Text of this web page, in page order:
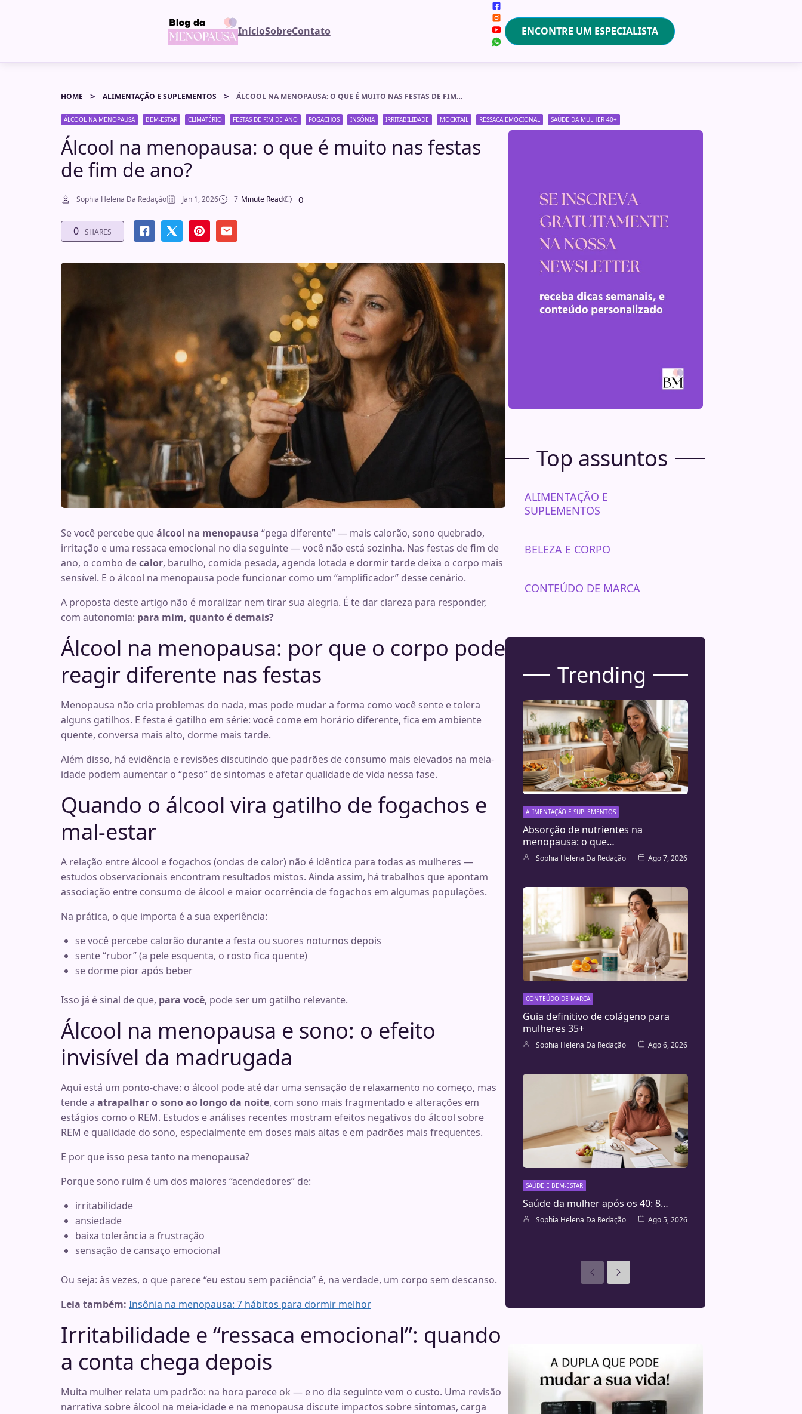
InícioSobreContato ENCONTRE UM ESPECIALISTA
HOME ALIMENTAÇÃO E SUPLEMENTOS ÁLCOOL NA MENOPAUSA: O QUE É MUITO NAS FESTAS DE FIM DE ANO?
ÁLCOOL NA MENOPAUSA BEM-ESTAR CLIMATÉRIO FESTAS DE FIM DE ANO FOGACHOS INSÔNIA IRRITABILIDADE MOCKTAIL RESSACA EMOCIONAL SAÚDE DA MULHER 40+
Álcool na menopausa: o que é muito nas festas
de fim de ano?
Sophia Helena Da Redação Jan 1, 2026 7 Minute Read 0
0 SHARES
Se você percebe queálcool na menopausa “pega diferente” — mais calorão, sono quebrado,
irritação e uma ressaca emocional no dia seguinte — você não está sozinha. Nas festas de fim de
ano, o combo decalor, barulho, comida pesada, agenda lotada e dormir tarde deixa o corpo mais
sensível. E o álcool na menopausa pode funcionar como um “amplificador” desse cenário.
A proposta deste artigo não é moralizar nem tirar sua alegria. É te dar clareza para responder,
com autonomia: para mim, quanto é demais?
Álcool na menopausa: por que o corpo pode
reagir diferente nas festas
Menopausa não cria problemas do nada, mas pode mudar a forma como você sente e tolera
alguns gatilhos. E festa é gatilho em série: você come em horário diferente, fica em ambiente
quente, conversa mais alto, dorme mais tarde.
Além disso, há evidência e revisões discutindo que padrões de consumo mais elevados na meia-
idade podem aumentar o “peso” de sintomas e afetar qualidade de vida nessa fase.
Quando o álcool vira gatilho de fogachos e
mal-estar
A relação entre álcool e fogachos (ondas de calor) não é idêntica para todas as mulheres —
estudos observacionais encontram resultados mistos. Ainda assim, há trabalhos que apontam
associação entre consumo de álcool e maior ocorrência de fogachos em algumas populações.
Na prática, o que importa é a sua experiência:
se você percebe calorão durante a festa ou suores noturnos depois
sente “rubor” (a pele esquenta, o rosto fica quente)
se dorme pior após beber
Isso já é sinal de que, para você, pode ser um gatilho relevante.
Álcool na menopausa e sono: o efeito
invisível da madrugada
Aqui está um ponto-chave: o álcool pode até dar uma sensação de relaxamento no começo, mas
tende a atrapalhar o sono ao longo da noite, com sono mais fragmentado e alterações em
estágios como o REM. Estudos e análises recentes mostram efeitos negativos do álcool sobre
REM e qualidade do sono, especialmente em doses mais altas e em padrões mais frequentes.
E por que isso pesa tanto na menopausa?
Porque sono ruim é um dos maiores “acendedores” de:
irritabilidade
ansiedade
baixa tolerância a frustração
sensação de cansaço emocional
Ou seja: às vezes, o que parece “eu estou sem paciência” é, na verdade, um corpo sem descanso.
Leia também: Insônia na menopausa: 7 hábitos para dormir melhor
Irritabilidade e “ressaca emocional”: quando
a conta chega depois
Muita mulher relata um padrão: na hora parece ok — e no dia seguinte vem o custo. Uma revisão
narrativa sobre álcool na meia-idade e na menopausa discute impactos sobre sintomas, carga
Top assuntos
ALIMENTAÇÃO E
SUPLEMENTOS
BELEZA E CORPO
CONTEÚDO DE MARCA
Trending
ALIMENTAÇÃO E SUPLEMENTOS
Absorção de nutrientes na
menopausa: o que…
Sophia Helena Da Redação Ago 7, 2026
CONTEÚDO DE MARCA
Guia definitivo de colágeno para
mulheres 35+
Sophia Helena Da Redação Ago 6, 2026
SAÚDE E BEM-ESTAR
Saúde da mulher após os 40: 8…
Sophia Helena Da Redação Ago 5, 2026
AnterioresSeguinte